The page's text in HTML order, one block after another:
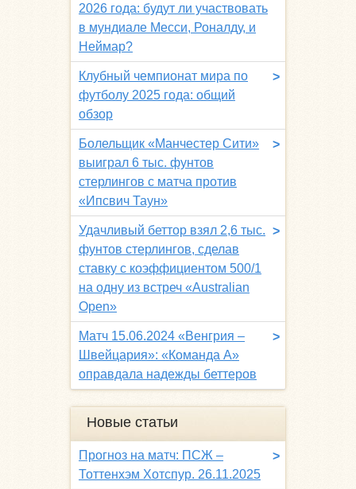
2026 года: будут ли участвовать
в мундиале Месси, Роналду, и
Неймар?
>
Клубный чемпионат мира по
футболу 2025 года: общий
обзор
>
Болельщик «Манчестер Сити»
выиграл 6 тыс. фунтов
стерлингов с матча против
«Ипсвич Таун»
>
Удачливый беттор взял 2,6 тыс.
фунтов стерлингов, сделав
ставку с коэффициентом 500/1
на одну из встреч «Australian
Open»
>
Матч 15.06.2024 «Венгрия –
Швейцария»: «Команда A»
оправдала надежды беттеров
Новые статьи
>
Прогноз на матч: ПСЖ –
Тоттенхэм Хотспур. 26.11.2025